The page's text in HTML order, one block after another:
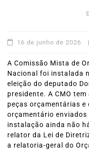
16 de junho de 2026
A Comissão Mista de
Nacional foi instalada
eleição do deputado
presidente. A CMO
peças orçamentárias
orçamentário enviados
instalação ainda não
relator da Lei de
a relatoria‑geral do